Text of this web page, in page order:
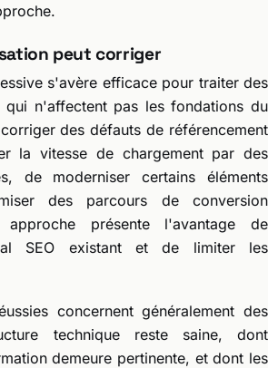
peut corriger
s'avère efficace pour traiter des
qui n'affectent pas les fondations du
des défauts de référencement
la vitesse de chargement par des
de moderniser certains éléments
des parcours de conversion
approche présente l'avantage de
SEO existant et de limiter les
concernent généralement des
technique reste saine, dont
demeure pertinente, et dont les